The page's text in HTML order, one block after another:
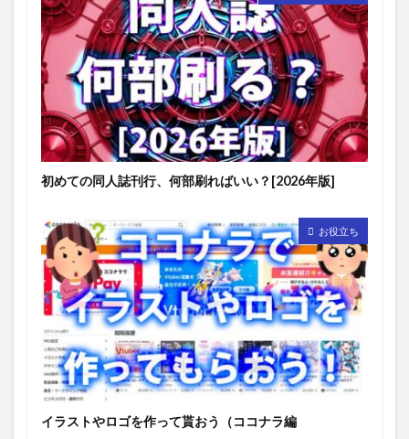
初めての同人誌刊行、何部刷ればいい？[2026年版]
お役立ち
イラストやロゴを作って貰おう（ココナラ編